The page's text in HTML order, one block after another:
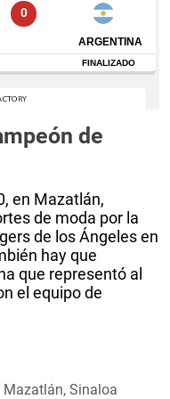
de
en Mazatlán,
de moda por la
de los Ángeles en
hay que
que representó al
el equipo de
Mazatlán, Sinaloa